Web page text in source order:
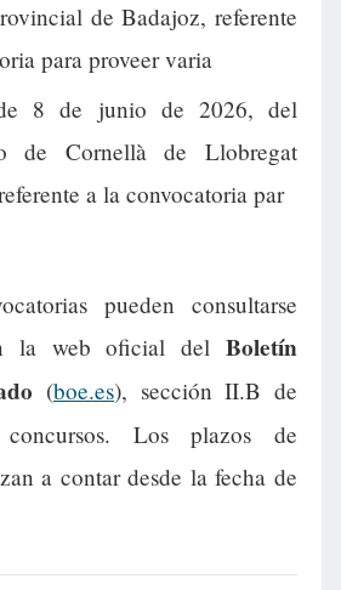
de Badajoz, referente
para proveer varia
8 de junio de 2026, del
de Cornellà de Llobregat
a la convocatoria par
pueden consultarse
la web oficial del Boletín
(boe.es), sección II.B de
Los plazos de
a contar desde la fecha de